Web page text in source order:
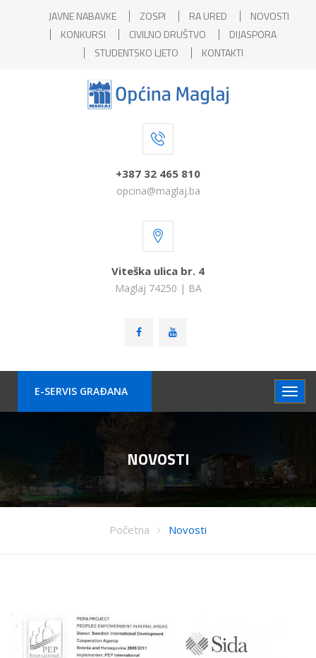
JAVNE NABAVKE ZOSPI RA URED
NOVOSTI
KONKURSI
CIVILNO DRUŠTVO
DIJASPORA
STUDENTSKO LJETO
KONTAKTI
+387 32 465 810
opcina@maglaj.ba
Viteška ulica br. 4
Maglaj 74250 | BA
E-SERVIS GRAÐANA
NOVOSTI
Početna Novosti